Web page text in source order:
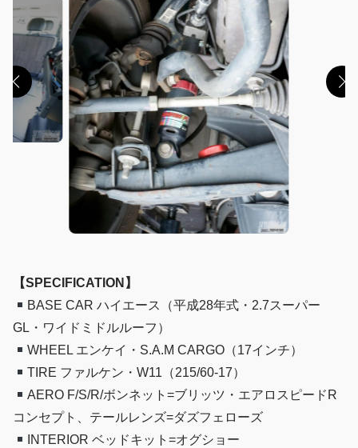
【SPECIFICATION】
BASE CAR ハイエース（平成28年式・2.7スーパー
GL・ワイドミドルルーフ）
WHEEL エンケイ・S.A.M CARGO（17インチ）
TIRE ファルケン・W11（215/60-17）
AERO F/S/R/ボンネット=ブリッツ・エアロスピードR
コンセプト、テールレンズ=ダズフェローズ
INTERIOR ベッドキット=オグショー